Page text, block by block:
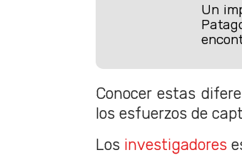
Un
Conocer estas
los esfuerzos de
Los investigadores